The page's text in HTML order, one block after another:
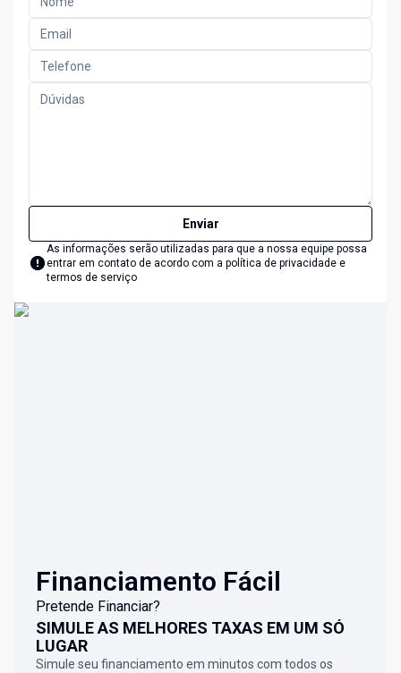
Enviar
As informações serão utilizadas para que a nossa equipe possa
entrar em contato de acordo com a política de privacidade e
termos de serviço
Financiamento Fácil
Pretende Financiar?
SIMULE AS MELHORES TAXAS EM UM SÓ
LUGAR
Simule seu financiamento em minutos com todos os